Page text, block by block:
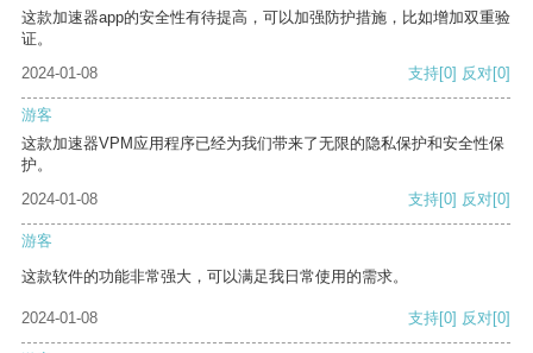
这款加速器app的安全性有待提高，可以加强防护措施，比如增加双重验
证。
2024-01-08
支持[0] 反对[0]
游客
这款加速器VPM应用程序已经为我们带来了无限的隐私保护和安全性保
护。
2024-01-08
支持[0] 反对[0]
游客
这款软件的功能非常强大，可以满足我日常使用的需求。
2024-01-08 支持[0] 反对[0]